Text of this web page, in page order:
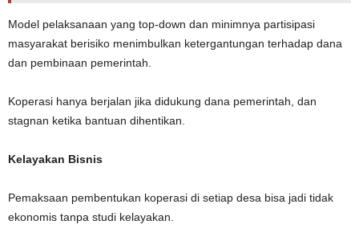
Model pelaksanaan yang top-down dan minimnya partisipasi
masyarakat berisiko menimbulkan ketergantungan terhadap dana
dan pembinaan pemerintah.
Koperasi hanya berjalan jika didukung dana pemerintah, dan
stagnan ketika bantuan dihentikan.
Kelayakan Bisnis
Pemaksaan pembentukan koperasi di setiap desa bisa jadi tidak
ekonomis tanpa studi kelayakan.